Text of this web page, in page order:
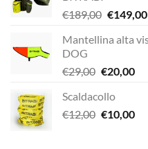
€189,00 Il
originale
€189,00.
€149,00Il
Mantellina alta
DOG
€29,00 Il
originale
era:
€20,00Il
è:
Scaldacollo
€12,00 Il
€10,00Il